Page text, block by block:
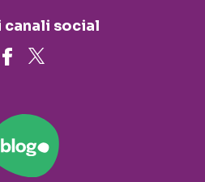
canali social